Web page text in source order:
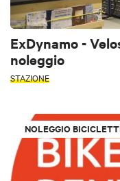
ExDynamo -
noleggio
STAZIONE
NOLEGGIO